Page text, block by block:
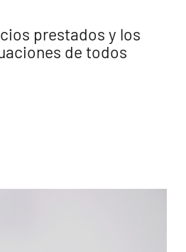
prestados y los
de todos